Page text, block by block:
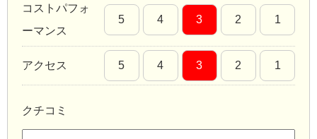
コストパフォ
ーマンス
5 4 3 2 1
アクセス 5 4 3 2 1
クチコミ